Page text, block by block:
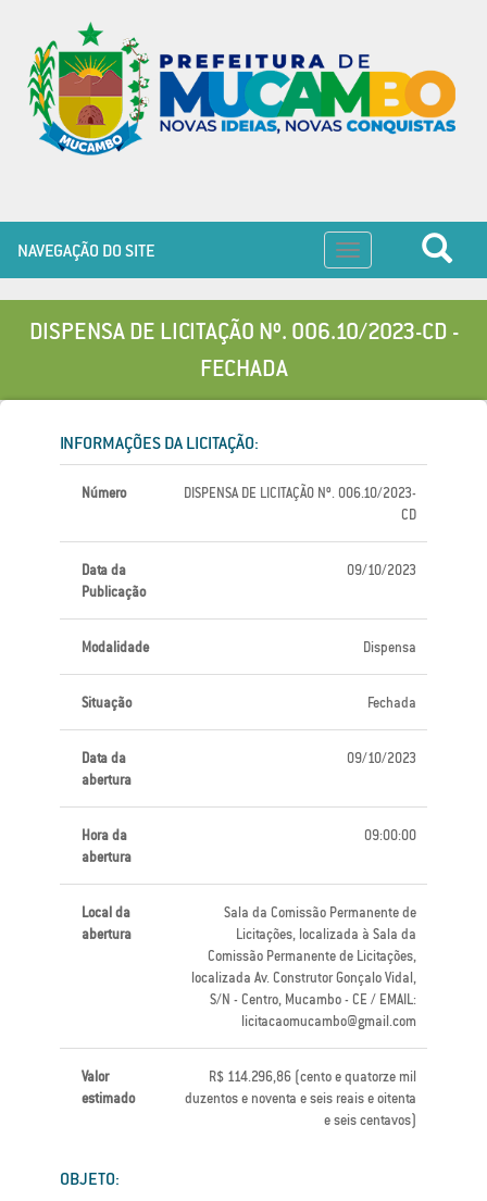
Toggle
navigation
NAVEGAÇÃO DO SITE
DISPENSA DE LICITAÇÃO Nº. 006.10/2023-CD -
FECHADA
INFORMAÇÕES DA LICITAÇÃO:
Número
DISPENSA DE LICITAÇÃO Nº. 006.10/2023-
CD
Data da
Publicação
09/10/2023
Modalidade Dispensa
Situação Fechada
Data da
abertura
09/10/2023
Hora da
abertura
09:00:00
Local da
abertura
Sala da Comissão Permanente de
Licitações, localizada à Sala da
Comissão Permanente de Licitações,
localizada Av. Construtor Gonçalo Vidal,
S/N - Centro, Mucambo - CE / EMAIL:
licitacaomucambo@gmail.com
Valor
estimado
R$ 114.296,86 (cento e quatorze mil
duzentos e noventa e seis reais e oitenta
e seis centavos)
OBJETO: